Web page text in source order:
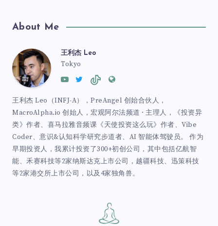
About Me
王利杰 Leo
Tokyo
王利杰 Leo（INFJ-A），PreAngel 创始合伙人，
MacroAlpha.io 创始人，宏观阿尔法频道 · 主理人，《投资异
类》作者、喜马拉雅音频课《天使投资这么玩》作者、Vibe
Coder、意识&认知科学研究步道者、AI 智能体驾驶员。 作为
早期投资人，我累计投资了300+初创公司，其中包括亿航智
能、禾赛科技等2家纳斯达克上市公司，越疆科技、迅策科技
等2家港交所上市公司，以及4家独角兽。